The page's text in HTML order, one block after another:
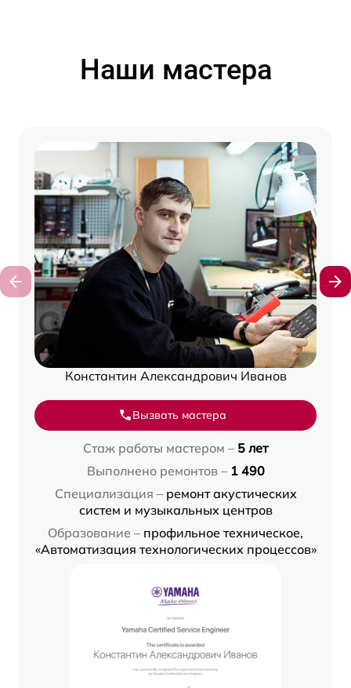
Наши мастера
Константин Александрович Иванов
Вызвать мастера
Стаж работы мастером – 5 лет
Выполнено ремонтов – 1 490
Специализация – ремонт акустических
систем и музыкальных центров
Образование – профильное техническое,
«Автоматизация технологических процессов»